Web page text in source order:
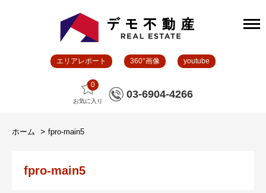
エリアレポート 360°画像 youtube
0
お気に入り
03-6904-4266
ホーム fpro-main5
fpro-main5